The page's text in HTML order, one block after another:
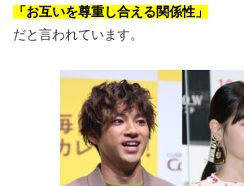
「お互いを尊重し合える関係性」
だと言われています。